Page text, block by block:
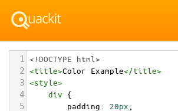
1 <!DOCTYPE html>
2 <title>Color Example</title>
3 <style>
4 div {
5 padding: 20px;